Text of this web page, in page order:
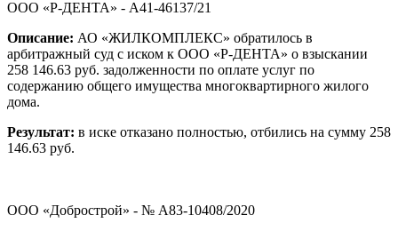
ООО «Р-ДЕНТА» - А41-46137/21
Описание: АО «ЖИЛКОМПЛЕКС» обратилось в
арбитражный суд с иском к ООО «Р-ДЕНТА» о взыскании
258 146.63 руб. задолженности по оплате услуг по
содержанию общего имущества многоквартирного жилого
дома.
Результат: в иске отказано полностью, отбились на сумму 258
146.63 руб.
ООО «Добрострой» - № А83-10408/2020